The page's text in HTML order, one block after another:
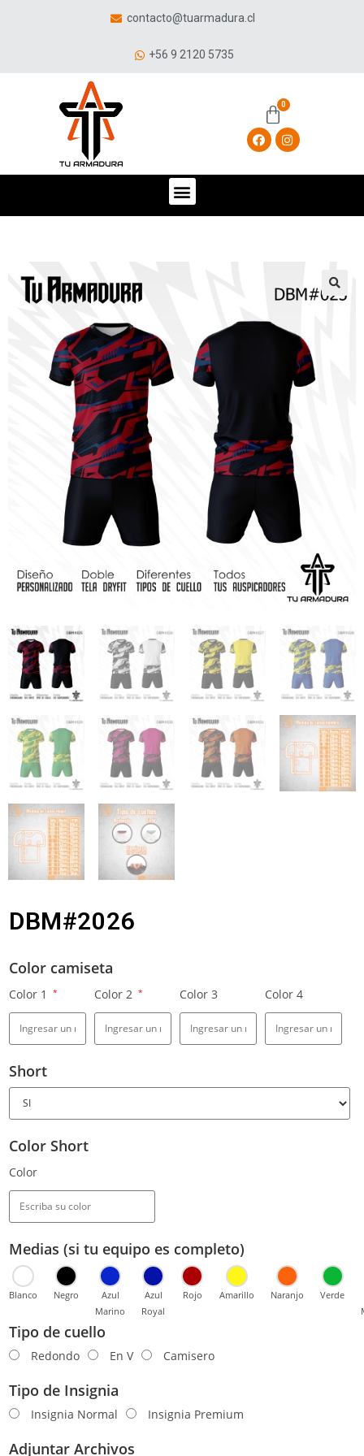
contacto@tuarmadura.cl
+56 9 2120 5735
DBM#2026
Color camiseta
Color 1 * Color 2 * Color 3 Color 4
Short
Color Short
Color
Medias (si tu equipo es completo)
Blanco Negro
Azul
Marino
Azul
Royal
Rojo Amarillo Naranjo
Verde
Tipo de cuello
Redondo En V Camisero
Tipo de Insignia
Insignia Normal Insignia Premium
Adjuntar Archivos